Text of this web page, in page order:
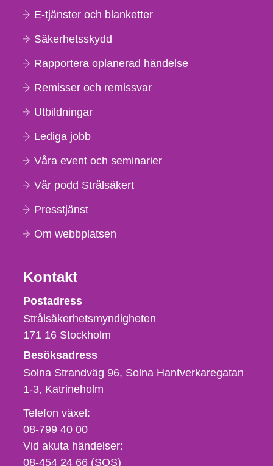
E-tjänster och blanketter
Säkerhetsskydd
Rapportera oplanerad händelse
Remisser och remissvar
Utbildningar
Lediga jobb
Våra event och seminarier
Vår podd Strålsäkert
Presstjänst
Om webbplatsen
Kontakt
Strålsäkerhetsmyndigheten
Postadress
Strålsäkerhetsmyndigheten
171 16 Stockholm
Besöksadress
Solna Strandväg 96, Solna Hantverkaregatan
1-3 Katrineholm
Telefon,
fax
och
e-
Telefon växel:
08-799 40 00
Vid akuta händelser:
08-454 24 66 (SOS)